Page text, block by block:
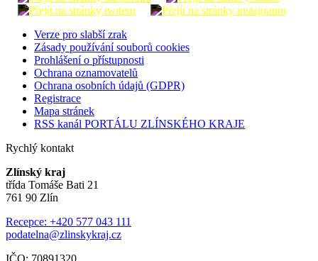
Verze pro slabší zrak
Zásady používání souborů cookies
Prohlášení o přístupnosti
Ochrana oznamovatelů
Ochrana osobních údajů (GDPR)
Registrace
Mapa stránek
RSS kanál PORTÁLU ZLÍNSKÉHO KRAJE
Rychlý kontakt
Zlínský kraj
třída Tomáše Bati 21
761 90 Zlín
Recepce: +420 577 043 111
podatelna@zlinskykraj.cz
IČO: 70891320